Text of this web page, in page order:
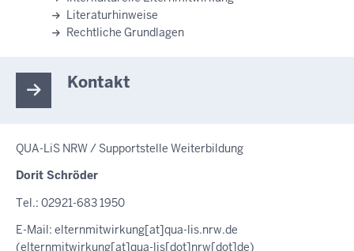
Literaturhinweise
Rechtliche Grundlagen
Kontakt
QUA-LiS NRW / Supportstelle Weiterbildung
Dorit Schröder
Tel.: 02921-683 1950
E-Mail: elternmitwirkung[at]qua-lis.nrw.de
(elternmitwirkung[at]qua-lis[dot]nrw[dot]de)